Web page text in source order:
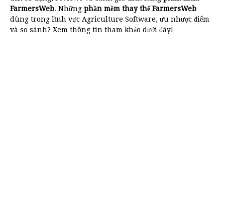
FarmersWeb. Những phần mềm thay thế FarmersWeb
dùng trong lĩnh vực Agriculture Software, ưu nhược điểm
và so sánh? Xem thông tin tham khảo dưới đây!